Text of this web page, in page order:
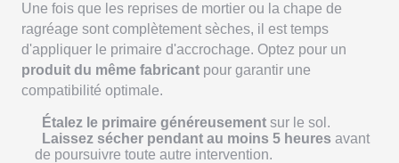
Une fois que les reprises de mortier ou la chape de
ragréage sont complètement sèches, il est temps
d'appliquer le primaire d'accrochage. Optez pour un
produit du même fabricant pour garantir une
compatibilité optimale.
Étalez le primaire généreusement sur le sol.
Laissez sécher pendant au moins 5 heures avant
de poursuivre toute autre intervention.